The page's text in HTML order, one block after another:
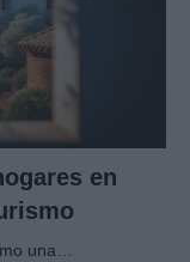
en
una…